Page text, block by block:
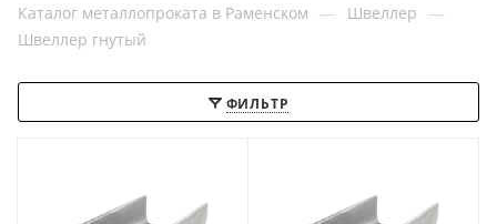
Каталог металлопроката в Раменском — Швеллер —
Швеллер гнутый
ФИЛЬТР